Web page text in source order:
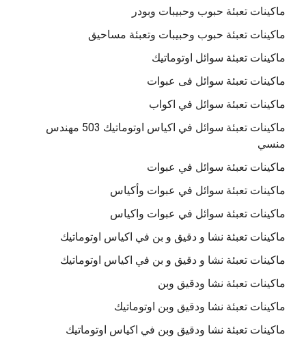
ماكينات تعبئة حبوب وحبيبات وبودر
ماكينات تعبئة حبوب وحبيبات وتعبئة مساحيق
ماكينات تعبئة سوائل اوتوماتيك
ماكينات تعبئة سوائل فى عبوات
ماكينات تعبئة سوائل في اكواب
ماكينات تعبئة سوائل في اكياس اوتوماتيك 503 مهندس
منسي
ماكينات تعبئة سوائل في عبوات
ماكينات تعبئة سوائل في عبوات وأكياس
ماكينات تعبئة سوائل في عبوات واكياس
ماكينات تعبئة نشا و دقيق و بن في اكياس اوتوماتيك
ماكينات تعبئة نشا و دقيق و بن في اكياس اوتوماتيك
ماكينات تعبئة نشا ودقيق وبن
ماكينات تعبئة نشا ودقيق وبن اوتوماتيك
ماكينات تعبئة نشا ودقيق وبن في اكياس اوتوماتيك